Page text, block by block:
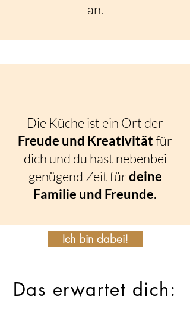
an.
Die Küche ist ein Ort der
Freude und Kreativitätfür
dich und du hast nebenbei
genügend Zeit fürdeine
Familie und Freunde.
Ich bin dabei!
Das erwartet dich: